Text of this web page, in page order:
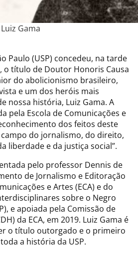
Gama
Paulo (USP) concedeu, na tarde
o título de Doutor Honoris Causa
do abolicionismo brasileiro,
e um dos heróis mais
nossa história, Luiz Gama. A
pela Escola de Comunicações e
dos feitos deste
do jornalismo, do direito,
liberdade e da justiça social”.
pelo professor Dennis de
de Jornalismo e Editoração
e Artes (ECA) e do
sobre o Negro
e apoiada pela Comissão de
da ECA, em 2019. Luiz Gama é
o título outorgado e o primeiro
a história da USP.